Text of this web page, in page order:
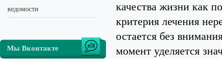
ведомости
Мы Вконтакте
качества жизни как
критерия лечения
остается без
момент уделяется